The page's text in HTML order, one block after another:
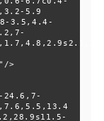
5.9
>
24.6,7-